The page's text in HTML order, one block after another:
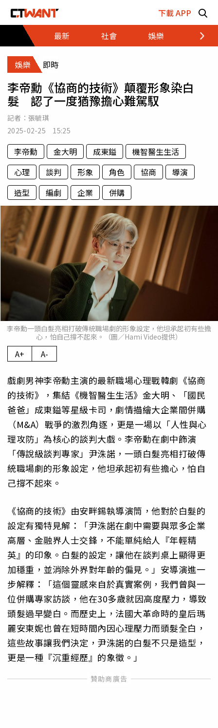
下載 APP
最新
社會 娛樂 財經
娛樂 即時
李帝勳《協商的技術》顛覆形象染白
髮 認了一度猶豫擔心難駕馭
記者： 張毓琪
2025-02-25 15:25
李帝勳 金大明 成東鎰
機智醫生生活
心理
談判 形象 角色 協商
導演
造型
編劇 企業 併購
李帝勳一頭白髮亮相打破傳統職場劇的形象設定，他坦承起初有些擔
心，怕自己撐不起來。（圖／Hami Video提供）
A+ A-
戲劇男神李帝勳主演的最新職場心理戰韓劇《協商
的技術》，集結《機智醫生生活》金大明、「國民
爸爸」成東鎰等星級卡司，劇情描繪大企業間併購
（M&A）戰爭的激烈角逐，更是一場以「人性與心
理攻防」為核心的談判大戲。李帝勳在劇中飾演
「傳說級談判專家」尹洙諾，一頭白髮亮相打破傳
統職場劇的形象設定，他坦承起初有些擔心，怕自
己撐不起來。
《協商的技術》由安畔錫執導演筒，他對於白髮的
設定有獨特見解：「尹洙諾在劇中需要與眾多企業
高層、金融界人士交鋒，不能單純給人『年輕精
英』的印象。白髮的設定，讓他在談判桌上顯得更
加穩重，並消除外界對年齡的偏見。」安導演進一
步解釋：「這個靈感來自於真實案例，我們曾與一
位併購專家訪談，他在30多歲就因高度壓力，導致
頭髮過早變白。而歷史上，法國大革命時的皇后瑪
麗安東妮也曾在短時間內因心理壓力而頭髮全白，
這些故事讓我們決定，尹洙諾的白髮不只是造型，
更是一種『沉重經歷』的象徵。」